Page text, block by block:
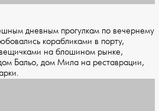
дневным прогулкам по вечернему
корабликами в порту,
на блошином рынке,
Бальо, дом Мила на реставрации,